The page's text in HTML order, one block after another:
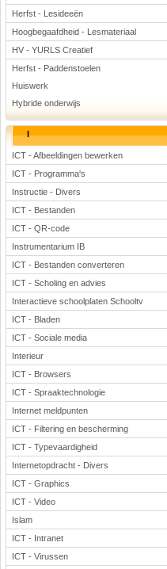
Herfst - Lesideeën
Hoogbegaafdheid - Lesmateriaal
HV - YURLS Creatief
Herfst - Paddenstoelen
Huiswerk
Hybride onderwijs
I
ICT - Afbeeldingen bewerken
ICT - Programma's
Instructie - Divers
ICT - Bestanden
ICT - QR-code
Instrumentarium IB
ICT - Bestanden converteren
ICT - Scholing en advies
Interactieve schoolplaten Schooltv
ICT - Bladen
ICT - Sociale media
Interieur
ICT - Browsers
ICT - Spraaktechnologie
Internet meldpunten
ICT - Filtering en bescherming
ICT - Typevaardigheid
Internetopdracht - Divers
ICT - Graphics
ICT - Video
Islam
ICT - Intranet
ICT - Virussen